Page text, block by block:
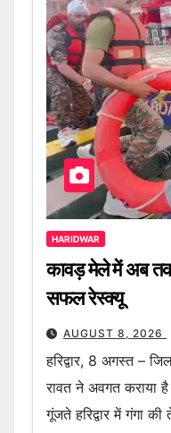
HARIDWAR
कावड़ मेले में अब
सफल रेस्क्यू
AUGUST 8, 2026
हरिद्वार, 8 अगस्त –
रावत ने अवगत कराया
गूंजते हरिद्वार में गंगा